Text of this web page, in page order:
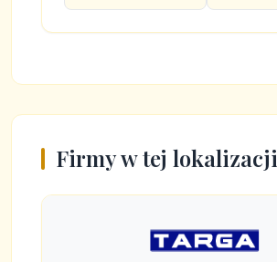
Firmy w tej lokalizacji